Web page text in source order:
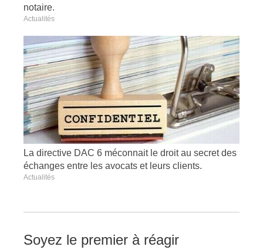
notaire.
Actualités
La directive DAC 6 méconnait le droit au secret des
échanges entre les avocats et leurs clients.
Actualités
Soyez le premier à réagir